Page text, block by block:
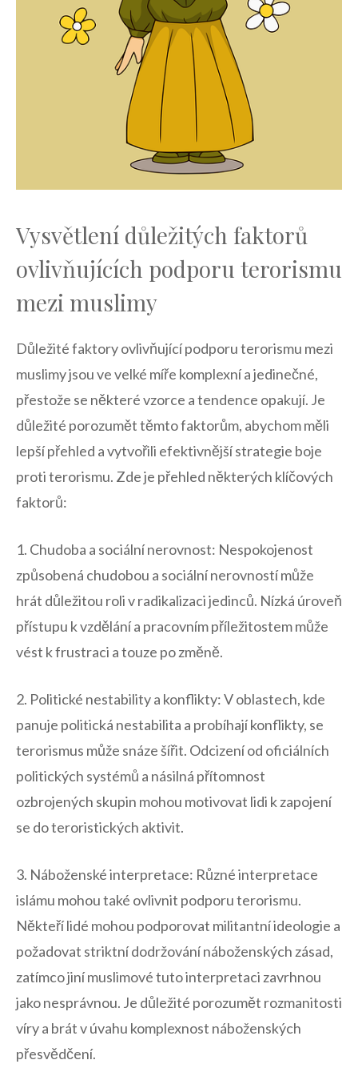
Vysvětlení důležitých faktorů
ovlivňujících ‍podporu terorismu
⁢mezi muslimy
Důležité faktory ovlivňující podporu terorismu mezi
muslimy jsou ve velké míře komplexní a jedinečné,
přestože ‌se některé vzorce a tendence opakují. Je
důležité porozumět​ těmto faktorům, abychom měli
lepší přehled a vytvořili ⁣efektivnější strategie boje
proti terorismu. Zde je přehled některých klíčových
faktorů:
1. Chudoba a sociální nerovnost: Nespokojenost
způsobená‍ chudobou a‌ sociální nerovností může‌
hrát důležitou roli v radikalizaci jedinců.​ Nízká‍ úroveň
⁣přístupu k vzdělání a‌ pracovním příležitostem může
vést​ k frustraci a ‍touze ‍po změně.
2. Politické⁣ nestability a konflikty: V oblastech,‌ kde
panuje politická nestabilita a‌ probíhají konflikty, se
terorismus může snáze šířit.‌ Odcizení od oficiálních
politických⁤ systémů a násilná přítomnost
ozbrojených skupin ⁤mohou motivovat lidi k zapojení
se do teroristických aktivit.⁢
3. ‌Náboženské​ interpretace: Různé interpretace
islámu mohou také ovlivnit podporu terorismu.
Někteří lidé mohou⁢ podporovat militantní ideologie a
požadovat striktní⁢ dodržování náboženských zásad,
zatímco ⁢jiní muslimové tuto interpretaci zavrhnou
jako nesprávnou. ​Je důležité porozumět rozmanitosti
víry ‌a ⁢brát v úvahu komplexnost náboženských
přesvědčení.